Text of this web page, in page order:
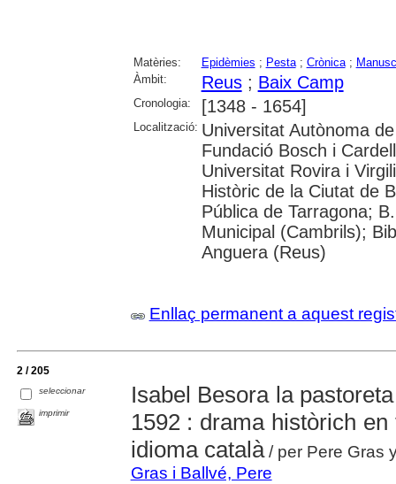
Matèries: Epidèmies ; Pesta; Crònica;
Àmbit:
Reus; Baix Camp
Cronologia: [1348 - 1654]
Localització: Universitat Autònoma
Fundació Bosch i
Universitat Rovira i
Històric de la Ciutat de
Pública de Tarragona;
Municipal (Cambrils);
Anguera (Reus)
Enllaç permanent a aquest
2 / 205
seleccionar
imprimir
Isabel Besora la
1592 : drama històrich
idioma català/ per Pere Gras
Gras i Ballvé, Pere